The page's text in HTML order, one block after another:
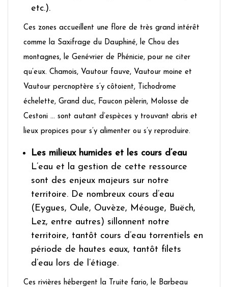
etc.).
Ces zones accueillent une flore de très grand intérêt
comme la Saxifrage du Dauphiné, le Chou des
montagnes, le Genévrier de Phénicie, pour ne citer
qu’eux. Chamois, Vautour fauve, Vautour moine et
Vautour percnoptère s’y côtoient, Tichodrome
échelette, Grand duc, Faucon pèlerin, Molosse de
Cestoni … sont autant d’espèces y trouvant abris et
lieux propices pour s’y alimenter ou s’y reproduire.
Les milieux humides et les cours d’eau
L’eau et la gestion de cette ressource
sont des enjeux majeurs sur notre
territoire. De nombreux cours d’eau
(Eygues, Oule, Ouvèze, Méouge, Buëch,
Lez, entre autres) sillonnent notre
territoire, tantôt cours d’eau torrentiels en
période de hautes eaux, tantôt filets
d’eau lors de l’étiage.
Ces rivières hébergent la Truite fario, le Barbeau